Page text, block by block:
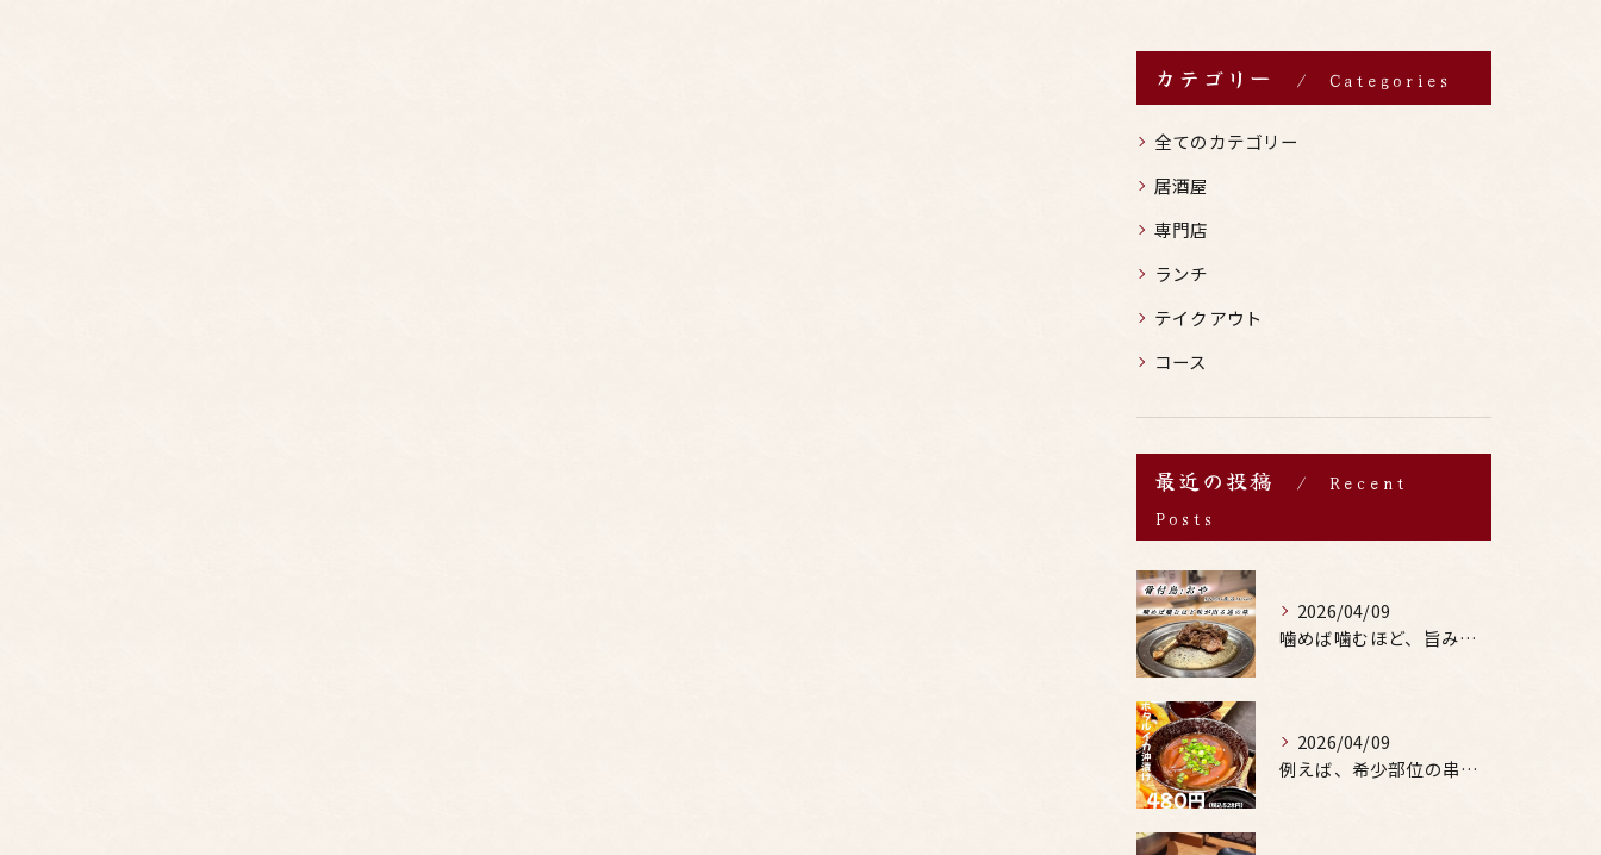
カテゴリー Categories
全てのカテゴリー
居酒屋
専門店
ランチ
テイクアウト
コース
最近の投稿
Recent
Posts
2026/04/09
噛めば噛むほど、旨みがあふれる。
2026/04/09
例えば、希少部位の串を試したり、季節限定の地酒を味わったりす...